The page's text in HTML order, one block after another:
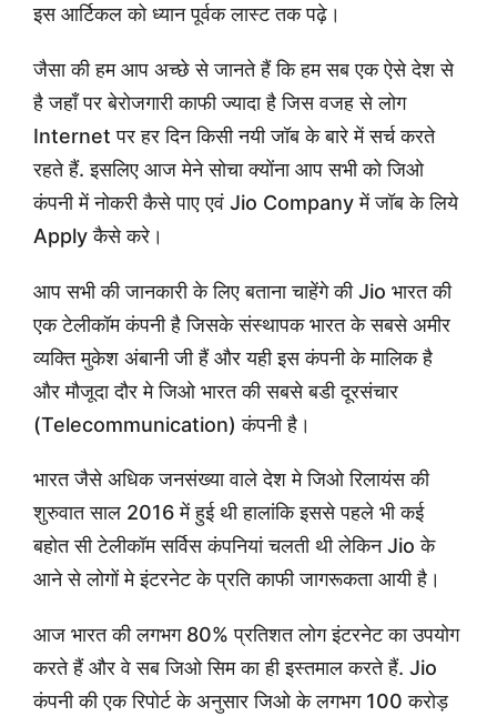
इस आर्टिकल को ध्यान पूर्वक लास्ट तक पढ़े।
जैसा की हम आप अच्छे से जानते हैं कि हम सब एक ऐसे देश से
है जहाँ पर बेरोजगारी काफी ज्यादा है जिस वजह से लोग
Internet पर हर दिन किसी नयी जॉब के बारे में सर्च करते
रहते हैं. इसलिए आज मेने सोचा क्योंना आप सभी को जिओ
कंपनी में नोकरी कैसे पाए एवं Jio Company में जॉब के लिये
Apply कैसे करे।
आप सभी की जानकारी के लिए बताना चाहेंगे की Jio भारत की
एक टेलीकॉम कंपनी है जिसके संस्थापक भारत के सबसे अमीर
व्यक्ति मुकेश अंबानी जी हैं और यही इस कंपनी के मालिक है
और मौजूदा दौर मे जिओ भारत की सबसे बडी दूरसंचार
(Telecommunication) कंपनी है।
भारत जैसे अधिक जनसंख्या वाले देश मे जिओ रिलायंस की
शुरुवात साल 2016 में हुई थी हालांकि इससे पहले भी कई
बहोत सी टेलीकॉम सर्विस कंपनियां चलती थी लेकिन Jio के
आने से लोगों मे इंटरनेट के प्रति काफी जागरूकता आयी है।
आज भारत की लगभग 80% प्रतिशत लोग इंटरनेट का उपयोग
करते हैं और वे सब जिओ सिम का ही इस्तमाल करते हैं. Jio
कंपनी की एक रिपोर्ट के अनुसार जिओ के लगभग 100 करोड़